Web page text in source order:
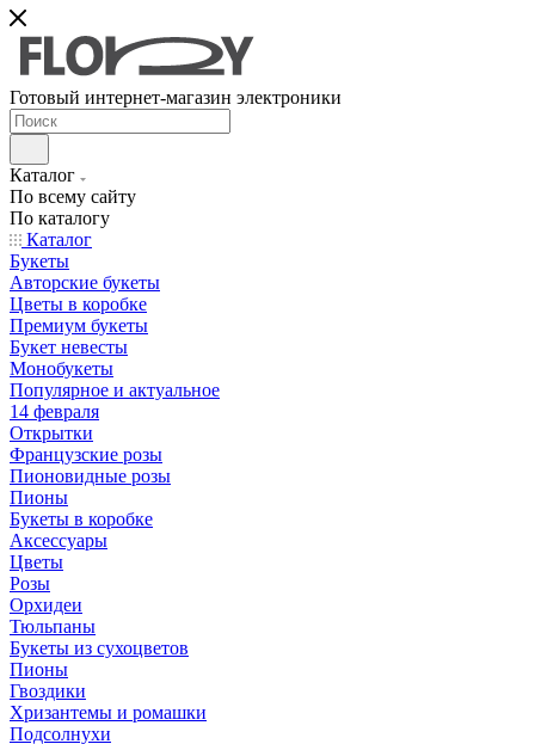
Готовый интернет-магазин электроники
Каталог
По всему сайту
По каталогу
Каталог
Букеты
Авторские букеты
Цветы в коробке
Премиум букеты
Букет невесты
Монобукеты
Популярное и актуальное
14 февраля
Открытки
Французские розы
Пионовидные розы
Пионы
Букеты в коробке
Аксессуары
Цветы
Розы
Орхидеи
Тюльпаны
Букеты из сухоцветов
Пионы
Гвоздики
Хризантемы и ромашки
Подсолнухи